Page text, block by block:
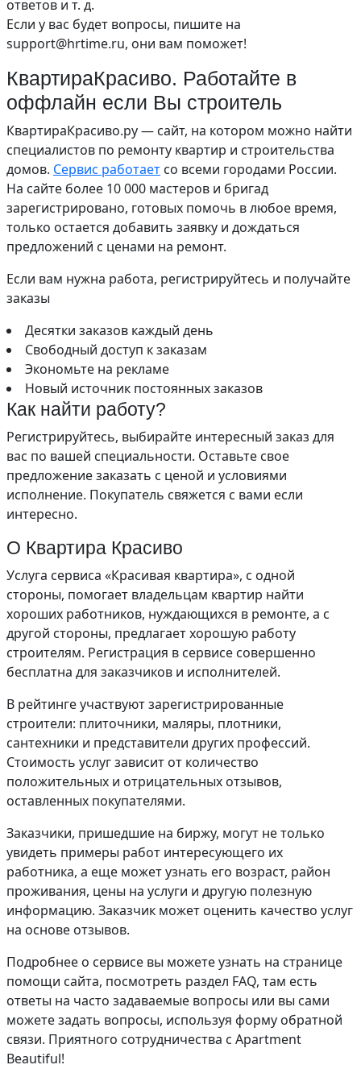
ответов и т. д.
Если у вас будет вопросы, пишите на
support@hrtime.ru, они вам поможет!
КвартираКрасиво. Работайте в
оффлайн если Вы строитель
КвартираКрасиво.ру — сайт, на котором можно найти
специалистов по ремонту квартир и строительства
домов. Сервис работает со всеми городами России.
На сайте более 10 000 мастеров и бригад
зарегистрировано, готовых помочь в любое время,
только остается добавить заявку и дождаться
предложений с ценами на ремонт.
Если вам нужна работа, регистрируйтесь и получайте
заказы
Десятки заказов каждый день
Свободный доступ к заказам
Экономьте на рекламе
Новый источник постоянных заказов
Как найти работу?
Регистрируйтесь, выбирайте интересный заказ для
вас по вашей специальности. Оставьте свое
предложение заказать с ценой и условиями
исполнение. Покупатель свяжется с вами если
интересно.
О Квартира Красиво
Услуга сервиса «Красивая квартира», с одной
стороны, помогает владельцам квартир найти
хороших работников, нуждающихся в ремонте, а с
другой стороны, предлагает хорошую работу
строителям. Регистрация в сервисе совершенно
бесплатна для заказчиков и исполнителей.
В рейтинге участвуют зарегистрированные
строители: плиточники, маляры, плотники,
сантехники и представители других профессий.
Стоимость услуг зависит от количество
положительных и отрицательных отзывов,
оставленных покупателями.
Заказчики, пришедшие на биржу, могут не только
увидеть примеры работ интересующего их
работника, а еще может узнать его возраст, район
проживания, цены на услуги и другую полезную
информацию. Заказчик может оценить качество услуг
на основе отзывов.
Подробнее о сервисе вы можете узнать на странице
помощи сайта, посмотреть раздел FAQ, там есть
ответы на часто задаваемые вопросы или вы сами
можете задать вопросы, используя форму обратной
связи. Приятного сотрудничества с Apartment
Beautiful!